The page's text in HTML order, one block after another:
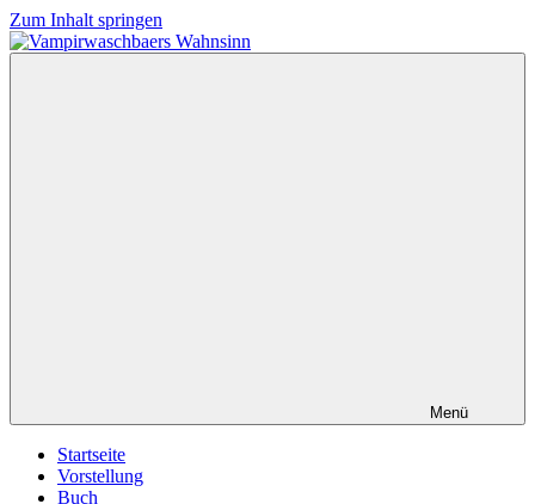
Zum Inhalt springen
Menü
Startseite
Vorstellung
Buch